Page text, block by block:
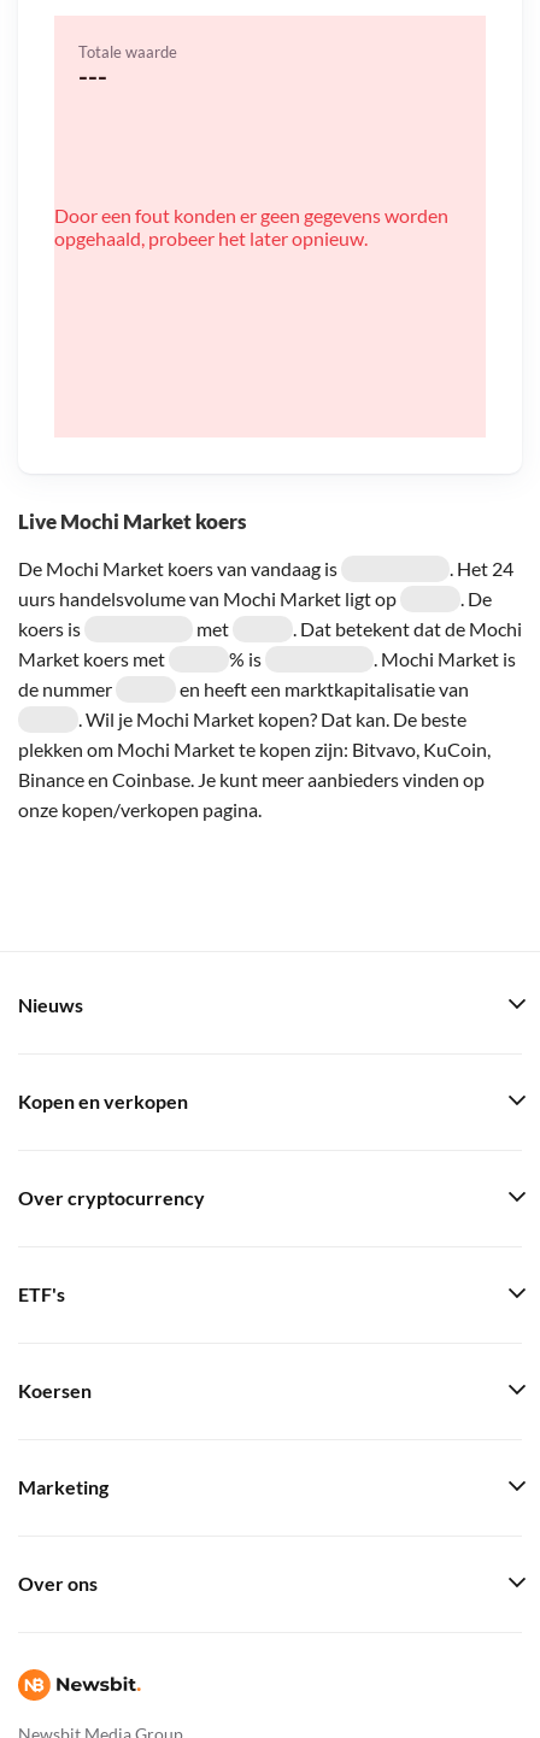
Live Mochi Market koers
De Mochi Market koers van vandaag is
. Het 24
uurs handelsvolume van Mochi Market ligt op
. De
koers is
met
. Dat betekent dat de Mochi
Market koers met
% is
. Mochi Market is
de nummer
en heeft een marktkapitalisatie van
. Wil je Mochi Market kopen? Dat kan. De beste
plekken om Mochi Market te kopen zijn: Bitvavo, KuCoin,
Binance en Coinbase. Je kunt meer aanbieders vinden op
onze kopen/verkopen pagina.
Totale waarde
---
Door een fout konden er geen gegevens worden
opgehaald, probeer het later opnieuw.
Newsbit Media Group
Nieuws
Kopen en verkopen
Over cryptocurrency
ETF's
Koersen
Marketing
Over ons